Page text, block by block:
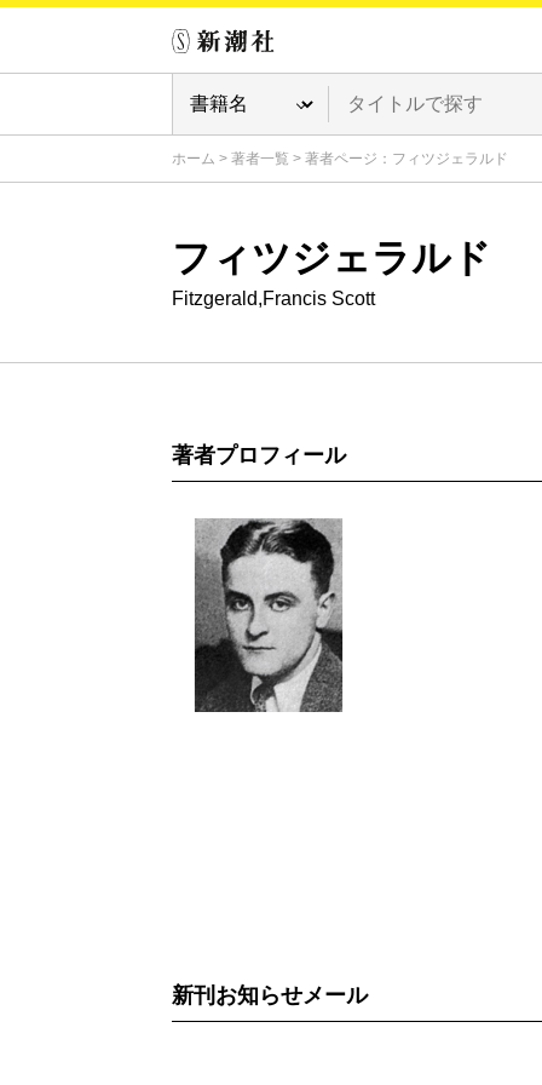
ホーム > 著者一覧 > 著者ページ：フィツジェラルド
フィツジェラルド
Fitzgerald,Francis Scott
著者プロフィール
新刊お知らせメール